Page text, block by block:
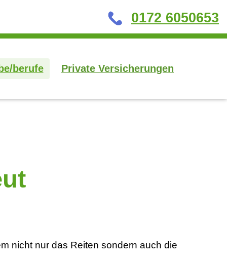
0172 6050653
berufe Private Versicherungen
nicht nur das Reiten sondern auch die